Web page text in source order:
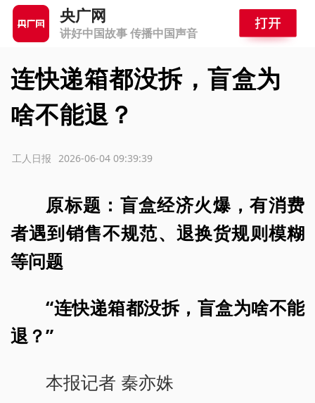
央广网
讲好中国故事 传播中国声音
连快递箱都没拆，盲盒为
啥不能退？
2026-06-04 09:39:39
工人日报
原标题：盲盒经济火爆，有消费
者遇到销售不规范、退换货规则模糊
等问题
“连快递箱都没拆，盲盒为啥不能
退？”
本报记者 秦亦姝